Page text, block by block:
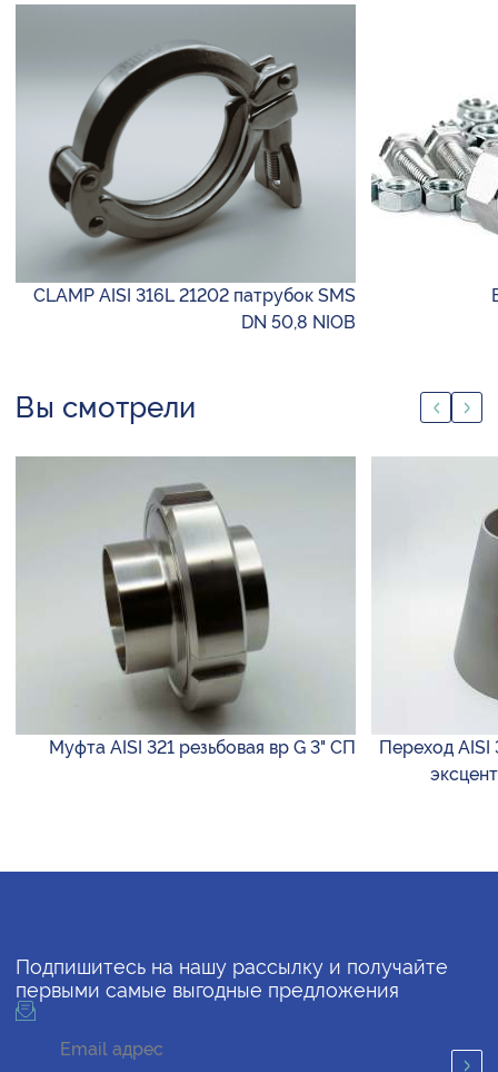
CLAMP AISI 316L 21202 патрубок SMS
DN 50,8 NIOB
Вы смотрели
Муфта AISI 321 резьбовая вр G 3" СП
Переход
Подпишитесь на нашу рассылку и получайте
первыми самые выгодные предложения